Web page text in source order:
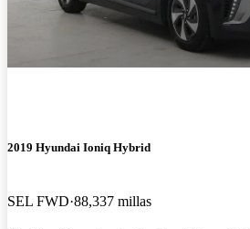
2019 Hyundai Ioniq Hybrid
SEL FWD 88,337 millas